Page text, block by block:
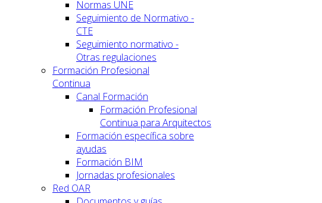
Normas UNE
Seguimiento de Normativo -
CTE
Seguimiento normativo -
Otras regulaciones
Formación Profesional
Continua
Canal Formación
Formación Profesional
Continua para Arquitectos
Formación específica sobre
ayudas
Formación BIM
Jornadas profesionales
Red OAR